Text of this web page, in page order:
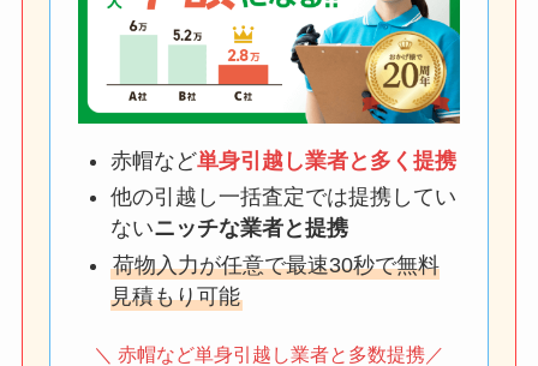
赤帽など単身引越し業者と多く提携
他の引越し一括査定では提携してい
ないニッチな業者と提携
荷物入力が任意で最速30秒で無料
見積もり可能
＼ 赤帽など単身引越し業者と多数提携／